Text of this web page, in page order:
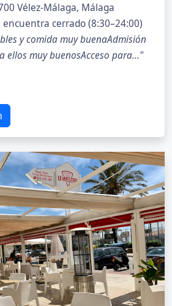
Vélez-Málaga, Málaga
cerrado (8:30–24:00)
y comida muy buenaAdmisión
ellos muy buenosAcceso para..."